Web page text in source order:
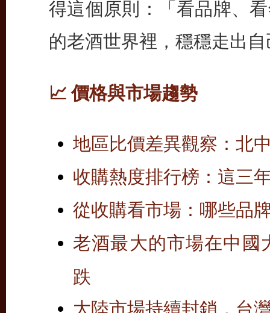
得這個原則：「看品牌、
的老酒世界裡，穩穩走出
📈 價格與市場趨勢
地區比價差異觀察：北
收購熱度排行榜：這三
從收購看市場：哪些品
老酒最大的市場在中國
跌
大陸市場持續封鎖，台